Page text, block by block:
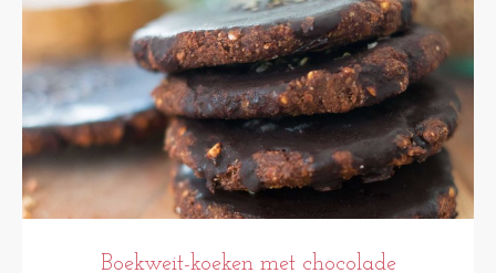
Boekweit-koeken met chocolade